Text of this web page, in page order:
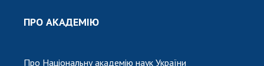
ПРО АКАДЕМІЮ
Про Національну академію наук України